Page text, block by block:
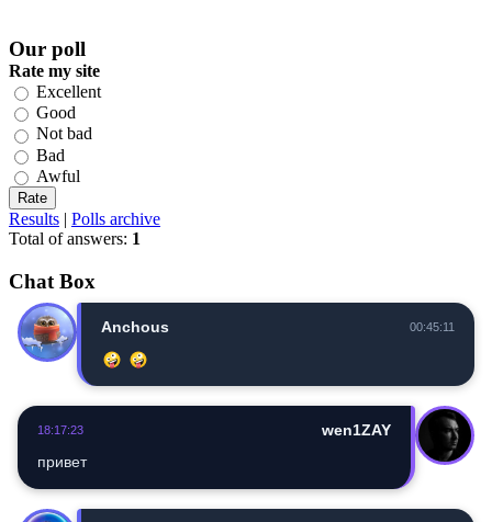
Our poll
Rate my site
Excellent
Good
Not bad
Bad
Awful
Results | Polls archive
Total of answers: 1
Chat Box